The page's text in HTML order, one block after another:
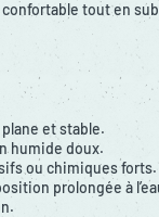
tout en
et stable.
humide doux.
ou chimiques forts.
prolongée à